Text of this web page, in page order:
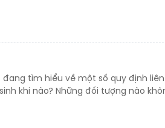
đang tìm hiểu về một số quy định
khi nào? Những đối tượng nào